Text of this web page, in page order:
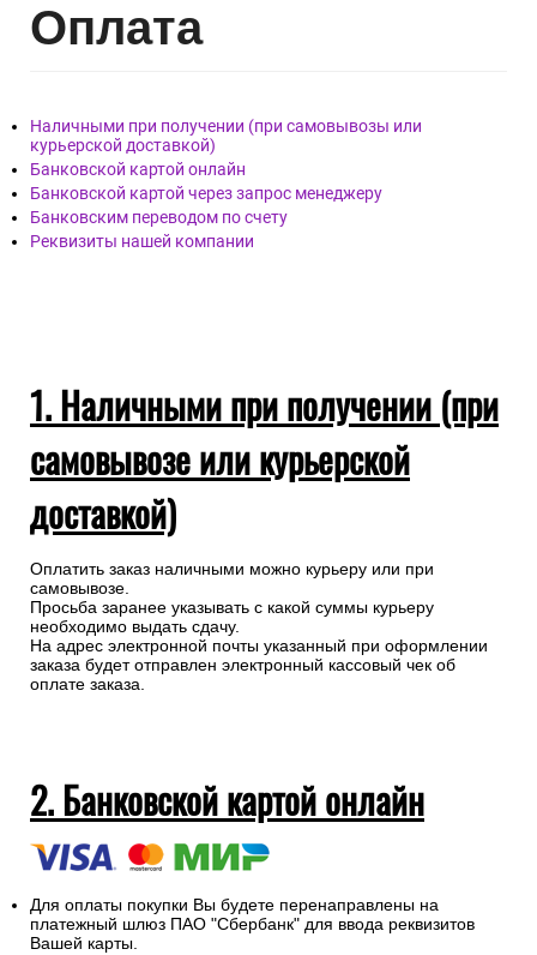
Оплата
Наличными при получении (при самовывозы или
курьерской доставкой)
Банковской картой онлайн
Банковской картой через запрос менеджеру
Банковским переводом по счету
Реквизиты нашей компании
1. Наличными при получении (при
самовывозе или курьерской
доставкой)
Оплатить заказ наличными можно курьеру или при
самовывозе.
Просьба заранее указывать с какой суммы курьеру
необходимо выдать сдачу.
На адрес электронной почты указанный при оформлении
заказа будет отправлен электронный кассовый чек об
оплате заказа.
2. Банковской картой онлайн
Для оплаты покупки Вы будете перенаправлены на
платежный шлюз ПАО "Сбербанк" для ввода реквизитов
Вашей карты.